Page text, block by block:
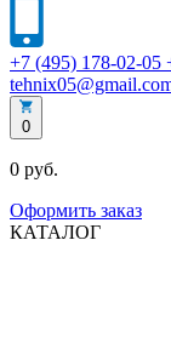
+7 (495) 178-02-05
0
0 руб.
Оформить заказ
КАТАЛОГ